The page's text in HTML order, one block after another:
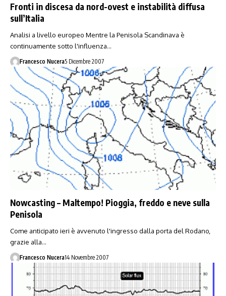
Fronti in discesa da nord-ovest e instabilità diffusa
sull’Italia
Analisi a livello europeo Mentre la Penisola Scandinava è
continuamente sotto l'influenza…
Francesco Nucera5 Dicembre 2007
Nowcasting – Maltempo! Pioggia, freddo e neve sulla
Penisola
Come anticipato ieri è avvenuto l'ingresso dalla porta del Rodano,
grazie alla…
Francesco Nucera14 Novembre 2007